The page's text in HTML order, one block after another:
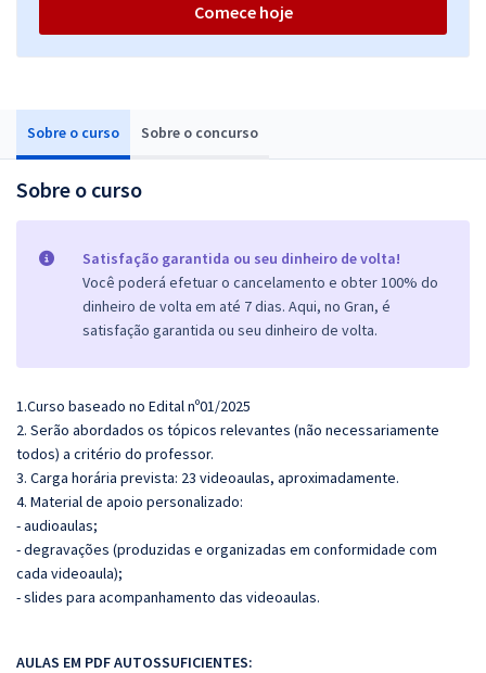
Sobre o curso Sobre o concurso
Sobre o curso
Satisfação garantida ou seu dinheiro de volta!
Você poderá efetuar o cancelamento e obter 100% do
dinheiro de volta em até 7 dias. Aqui, no Gran, é
satisfação garantida ou seu dinheiro de volta.
1.Curso baseado no Edital nº01/2025
2. Serão abordados os tópicos relevantes (não necessariamente
todos) a critério do professor.
3. Carga horária prevista: 23 videoaulas, aproximadamente.
4. Material de apoio personalizado:
- audioaulas;
- degravações (produzidas e organizadas em conformidade com
cada videoaula);
- slides para acompanhamento das videoaulas.
AULAS EM PDF AUTOSSUFICIENTES:
Comece hoje